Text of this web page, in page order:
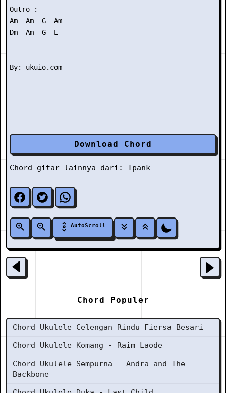
Outro :
Am  Am  G  Am
Dm  Am  G  E
Download Chord
Chord gitar lainnya dari: Ipank
AutoScroll
Chord Populer
Chord Ukulele Celengan Rindu Fiersa Besari
Chord Ukulele Komang - Raim Laode
Chord Ukulele Sempurna - Andra and The
Backbone